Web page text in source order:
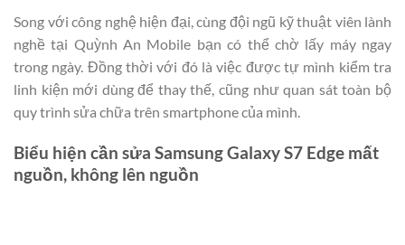
Song với công nghệ hiện đại, cùng đội ngũ kỹ thuật viên lành
nghề tại Quỳnh An Mobile bạn có thể chờ lấy máy ngay
trong ngày. Đồng thời với đó là việc được tự mình kiểm tra
linh kiện mới dùng để thay thế, cũng như quan sát toàn bộ
quy trình sửa chữa trên smartphone của mình.
Biểu hiện cần sửa Samsung Galaxy S7 Edge mất
nguồn, không lên nguồn